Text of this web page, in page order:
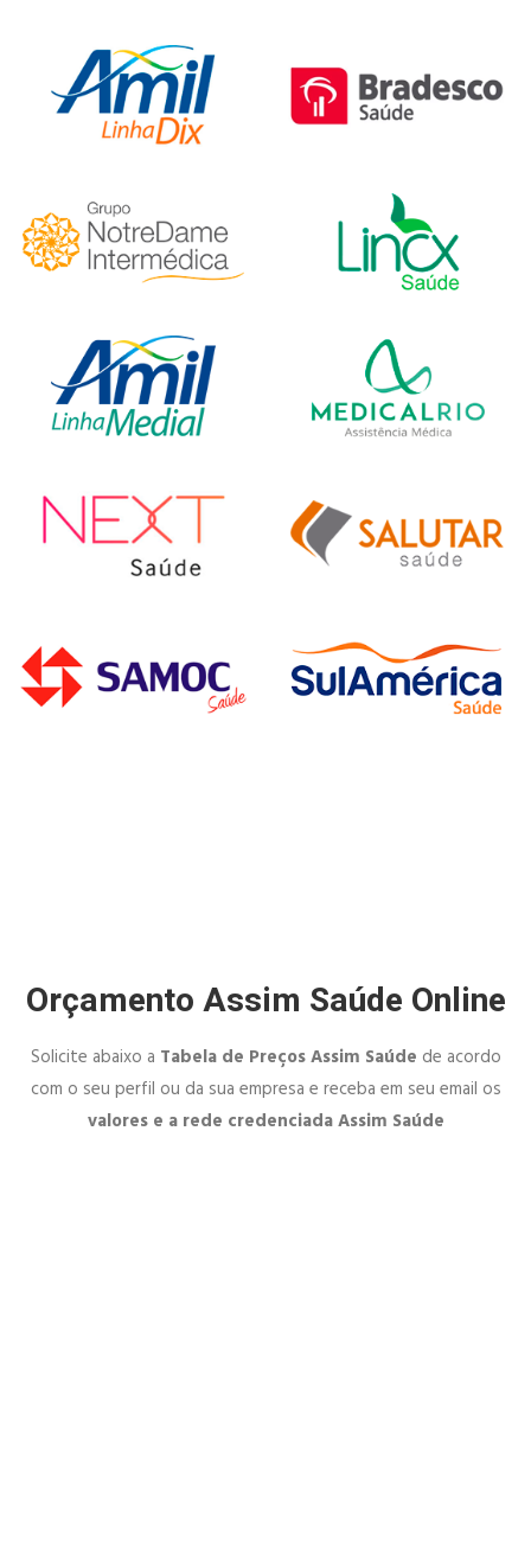
Orçamento Assim Saúde Online
Solicite abaixo a Tabela de Preços Assim Saúde de acordo
com o seu perfil ou da sua empresa e receba em seu email os
valores e a rede credenciada Assim Saúde